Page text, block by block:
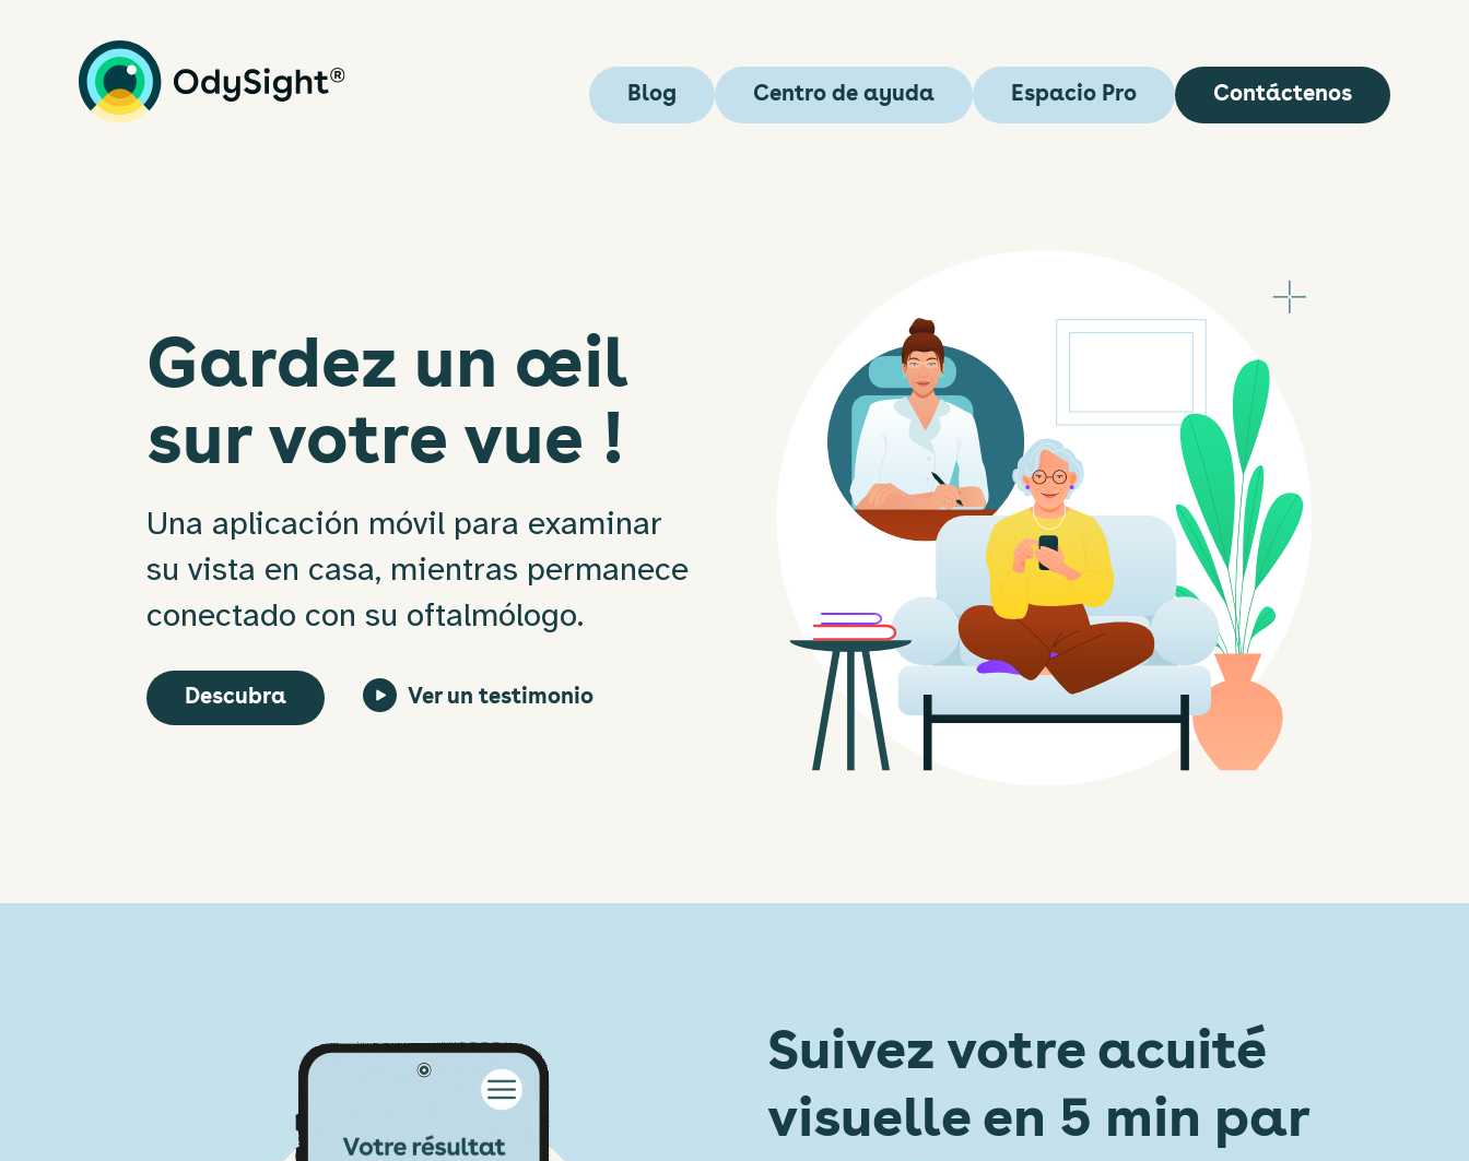
Blog Centro de ayuda Espacio Pro Contáctenos
Gardez un œil
sur votre vue !
Una aplicación móvil para examinar
su vista en casa, mientras permanece
conectado con su oftalmólogo.
Descubra Ver un testimonio
Suivez votre acuité
visuelle en 5 min par